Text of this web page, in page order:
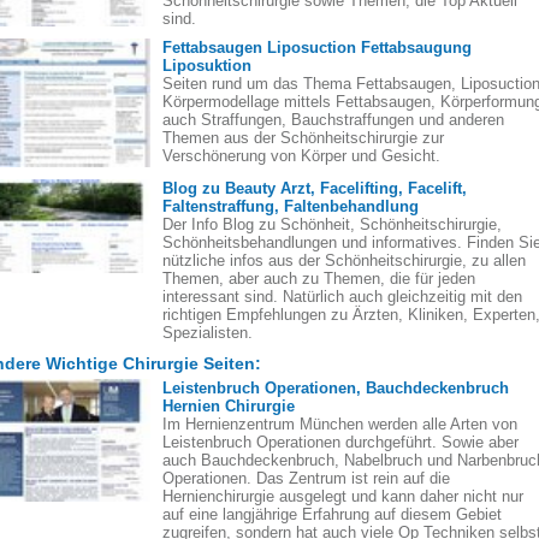
sind.
Fettabsaugen Liposuction Fettabsaugung
Liposuktion
Seiten rund um das Thema Fettabsaugen,
Körpermodellage mittels Fettabsaugen,
auch Straffungen, Bauchstraffungen und anderen
Themen aus der Schönheitschirurgie zur
Verschönerung von Körper und Gesicht.
Blog zu Beauty Arzt, Facelifting, Facelift,
Faltenstraffung, Faltenbehandlung
Der Info Blog zu Schönheit, Schönheitschirurgie,
Schönheitsbehandlungen und informatives. Finden
nützliche infos aus der Schönheitschirurgie, zu allen
Themen, aber auch zu Themen, die für jeden
interessant sind. Natürlich auch gleichzeitig mit den
richtigen Empfehlungen zu Ärzten, Kliniken, Experten,
Spezialisten.
Wichtige Chirurgie Seiten:
Leistenbruch Operationen, Bauchdeckenbruch
Hernien Chirurgie
Im Hernienzentrum München werden alle Arten von
Leistenbruch Operationen durchgeführt. Sowie aber
auch Bauchdeckenbruch, Nabelbruch und
Operationen. Das Zentrum ist rein auf die
Hernienchirurgie ausgelegt und kann daher nicht nur
auf eine langjährige Erfahrung auf diesem Gebiet
zugreifen, sondern hat auch viele Op Techniken